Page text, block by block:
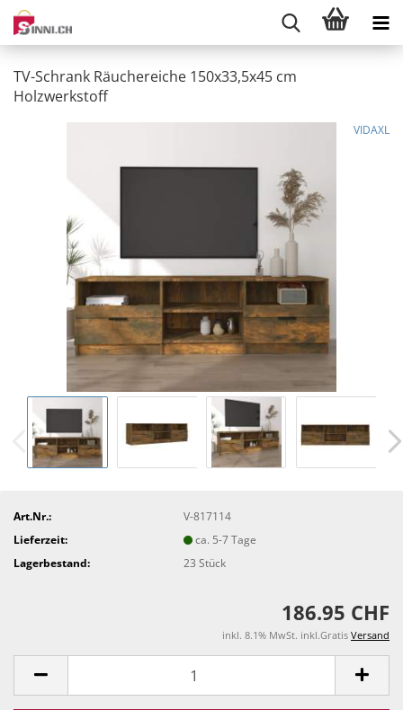
TV-Schrank Räuchereiche 150x33,5x45 cm
Holzwerkstoff
VIDAXL
Art.Nr.:
V-817114
Lieferzeit:
ca. 5-7 Tage
Lagerbestand:
23Stück
186.95 CHF
inkl. 8.1% MwSt. inkl.Gratis Versand